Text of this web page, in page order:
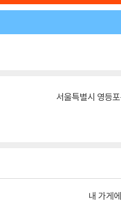
서울특별시 영등
내 가게